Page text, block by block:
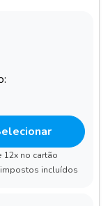
12x no cartão
impostos incluídos